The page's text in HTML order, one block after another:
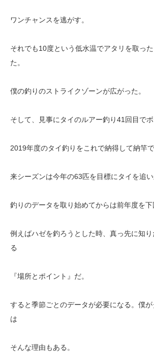
ワンチャンスを逃がす。
それでも10度という低水温でアタリを取っ
た。
僕の釣りのストライクゾーンが広がった。
そして、見事にタイのルアー釣り41回目でボ
2019年度のタイ釣りをこれで納得して納竿で
来シーズンは今年の63匹を目標にタイを追い
釣りのデータを取り始めてからは前年度を下
例えばハゼを釣ろうとした時、真っ先に知
る
『場所とポイント』だ。
すると季節ごとのデータが必要になる。僕
は
そんな理由もある。